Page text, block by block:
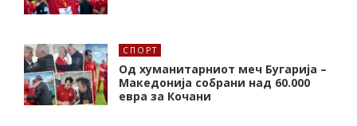
СПОРТ
Од хуманитарниот меч Бугарија –
Македонија собрани над 60.000
евра за Кочани